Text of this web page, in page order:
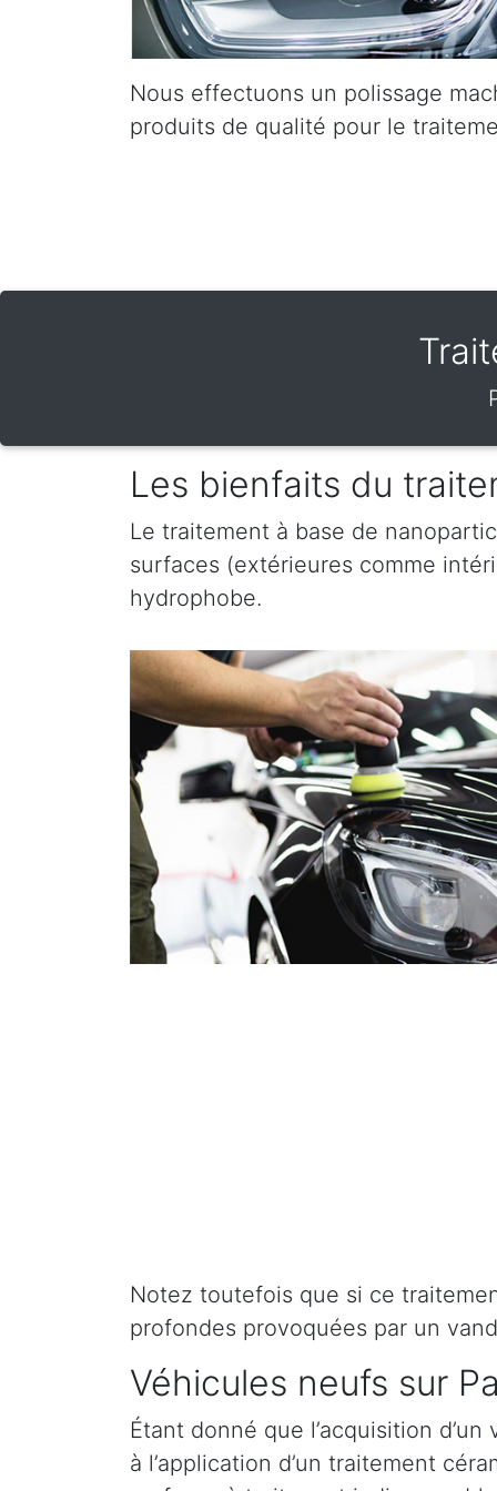
Nous effectuons un polissage
produits de qualité pour le
Les bienfaits du
Le traitement à base de
surfaces (extérieures comme
hydrophobe.
Notez toutefois que si ce
profondes provoquées par un
Véhicules neufs sur
Étant donné que l’acquisition
à l’application d’un traitement